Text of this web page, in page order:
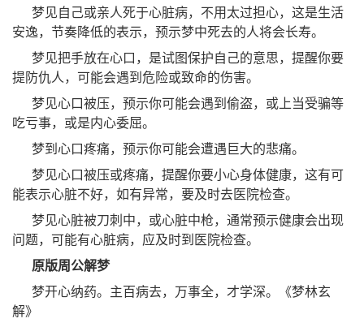
梦见自己或亲人死于心脏病，不用太过担心，这是生活
安逸，节奏降低的表示，预示梦中死去的人将会长寿。
梦见把手放在心口，是试图保护自己的意思，提醒你要
提防仇人，可能会遇到危险或致命的伤害。
梦见心口被压，预示你可能会遇到偷盗，或上当受骗等
吃亏事，或是内心委屈。
梦到心口疼痛，预示你可能会遭遇巨大的悲痛。
梦见心口被压或疼痛，提醒你要小心身体健康，这有可
能表示心脏不好，如有异常，要及时去医院检查。
梦见心脏被刀刺中，或心脏中枪，通常预示健康会出现
问题，可能有心脏病，应及时到医院检查。
原版周公解梦
梦开心纳药。主百病去，万事全，才学深。《梦林玄
解》